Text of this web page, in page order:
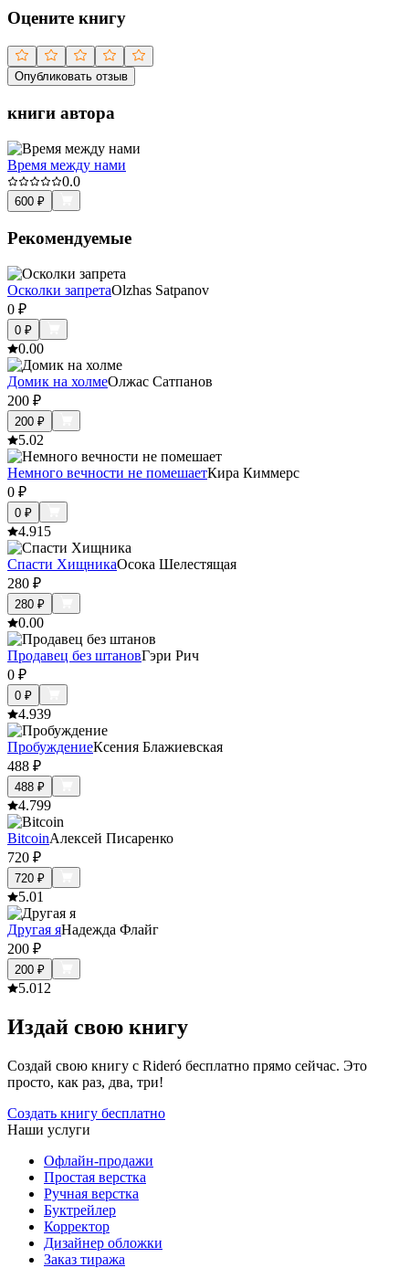
Оцените книгу
Опубликовать отзыв
книги автора
Время между нами
0.0
600 ₽
Рекомендуемые
Осколки запретаOlzhas Satpanov
0 ₽
0 ₽
0.00
Домик на холмеОлжас Сатпанов
200 ₽
200 ₽
5.02
Немного вечности не помешаетКира Киммерс
0 ₽
0 ₽
4.915
Спасти ХищникаОсока Шелестящая
280 ₽
280 ₽
0.00
Продавец без штановГэри Рич
0 ₽
0 ₽
4.939
ПробуждениеКсения Блажиевская
488 ₽
488 ₽
4.799
BitcoinАлексей Писаренко
720 ₽
720 ₽
5.01
Другая яНадежда Флайг
200 ₽
200 ₽
5.012
Издай свою книгу
Создай свою книгу с Rideró бесплатно прямо сейчас. Это
просто, как раз, два, три!
Создать книгу бесплатно
Наши услуги
Офлайн-продажи
Простая верстка
Ручная верстка
Буктрейлер
Корректор
Дизайнер обложки
Заказ тиража